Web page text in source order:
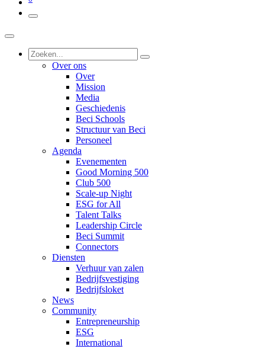
Over ons
Over
Mission
Media
Geschiedenis
Beci Schools
Structuur van Beci
Personeel
Agenda
Evenementen
Good Morning 500
Club 500
Scale-up Night
ESG for All
Talent Talks
Leadership Circle
Beci Summit
Connectors
Diensten
Verhuur van zalen
Bedrijfsvestiging
Bedrijfsloket
News
Community
Entrepreneurship
ESG
International